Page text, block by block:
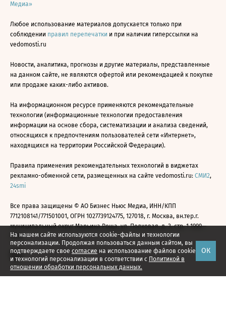
На нашем сайте используются cookie-файлы и технологии
персонализации. Продолжая пользоваться данным сайтом, вы
подтверждаете свое согласие на использование файлов cookie
и технологий персонализации в соответствии с Политикой в
отношении обработки персональных данных.
ОК
Медиа»
Любое использование материалов допускается только при
соблюдении правил перепечатки и при наличии гиперссылки на
vedomosti.ru
Новости, аналитика, прогнозы и другие материалы, представленные
на данном сайте, не являются офертой или рекомендацией к покупке
или продаже каких-либо активов.
На информационном ресурсе применяются рекомендательные
технологии (информационные технологии предоставления
информации на основе сбора, систематизации и анализа сведений,
относящихся к предпочтениям пользователей сети «Интернет»,
находящихся на территории Российской Федерации).
Правила применения рекомендательных технологий в виджетах
рекламно-обменной сети, размещенных на сайте vedomosti.ru: СМИ2,
24smi
Все права защищены © АО Бизнес Ньюс Медиа, ИНН/КПП
7712108141/771501001, ОГРН 1027739124775, 127018, г. Москва, вн.тер.г.
муниципальный округ Марьина Роща, ул. Полковая, д. 3, стр. 1 1999—
2026